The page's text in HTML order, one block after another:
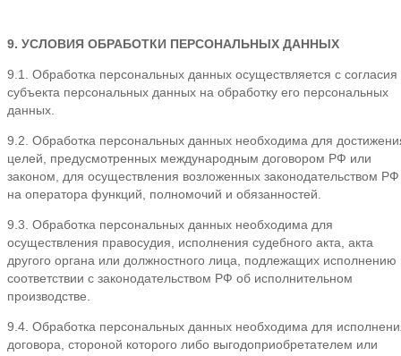
9. УСЛОВИЯ ОБРАБОТКИ ПЕРСОНАЛЬНЫХ ДАННЫХ
9.1. Обработка персональных данных осуществляется с согласия
субъекта персональных данных на обработку его персональных
данных.
9.2. Обработка персональных данных необходима для
целей, предусмотренных международным договором РФ или
законом, для осуществления возложенных законодательством РФ
на оператора функций, полномочий и обязанностей.
9.3. Обработка персональных данных необходима для
осуществления правосудия, исполнения судебного акта, акта
другого органа или должностного лица, подлежащих исполнению
соответствии с законодательством РФ об исполнительном
производстве.
9.4. Обработка персональных данных необходима для
договора, стороной которого либо выгодоприобретателем или